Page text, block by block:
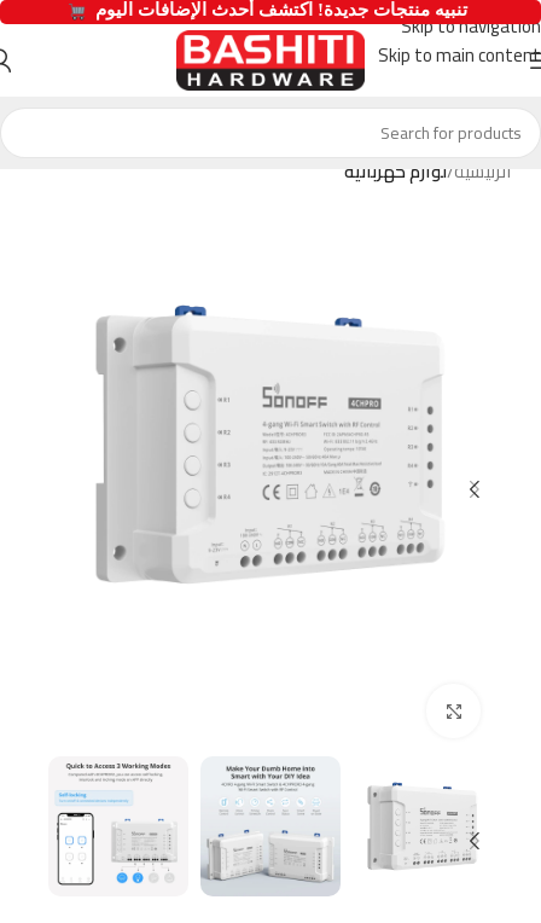
Skip to navigation
Skip to main content
الرئيسية لوازم كهربائية
  تنبيه منتجات جديدة! اكتشف أحدث الإضافات اليوم